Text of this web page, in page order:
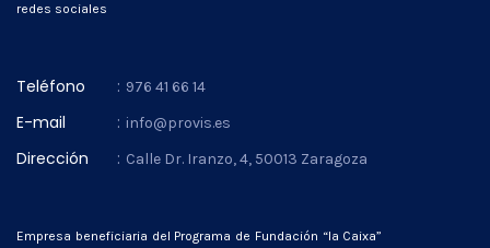
redes sociales
Teléfono : 976 41 66 14
E-mail : info@provis.es
Dirección : Calle Dr. Iranzo, 4, 50013 Zaragoza
Empresa beneficiaria del Programa de Fundación “la Caixa”